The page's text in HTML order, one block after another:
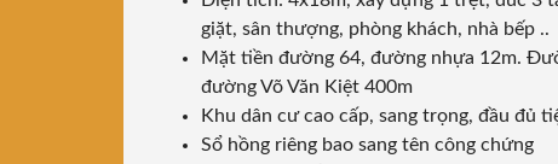
giặt, sân thượng, phòng khách, nhà bếp ..
Mặt tiền đường 64, đường nhựa 12m.
đường Võ Văn Kiệt 400m
Khu dân cư cao cấp, sang trọng, đầu đủ
Sổ hồng riêng bao sang tên công chứng